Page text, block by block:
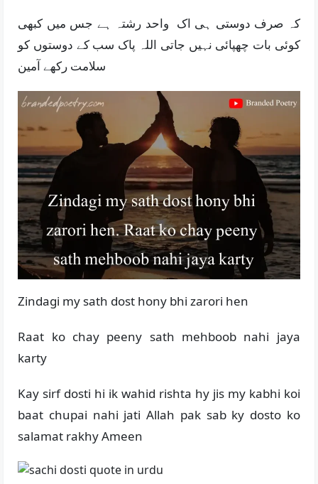
کہ صرف دوستی ہی اک واحد رشتہ ہے جس میں کبھی
کوئی بات چھپائی نہیں جاتی اللہ پاک سب کے دوستوں کو
سلامت رکھے آمین
Zindagi my sath dost hony bhi zarori hen
Raat ko chay peeny sath mehboob nahi jaya
karty
Kay sirf dosti hi ik wahid rishta hy jis my kabhi koi
baat chupai nahi jati Allah pak sab ky dosto ko
salamat rakhy Ameen